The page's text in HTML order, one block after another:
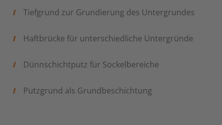
Tiefgrund zur Grundierung des Untergrundes
Haftbrücke für unterschiedliche Untergründe
Dünnschichtputz für Sockelbereiche
Putzgrund als Grundbeschichtung